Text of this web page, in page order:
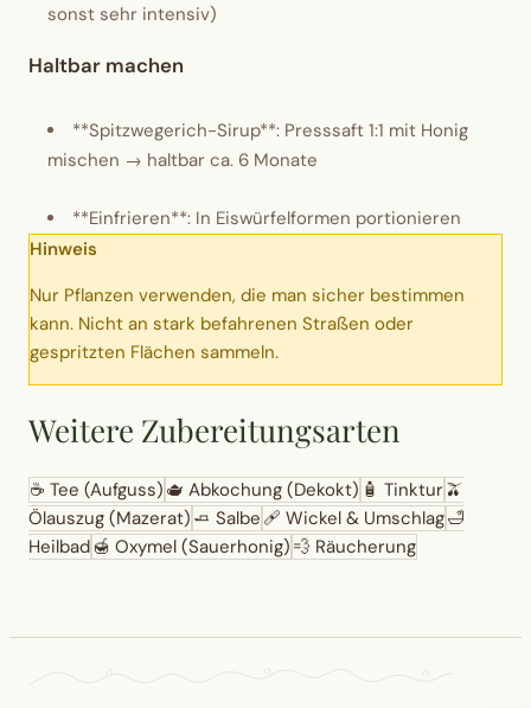
sonst sehr intensiv)
Haltbar machen
**Spitzwegerich-Sirup**: Presssaft 1:1 mit Honig
mischen → haltbar ca. 6 Monate
**Einfrieren**: In Eiswürfelformen portionieren
Hinweis
Nur Pflanzen verwenden, die man sicher bestimmen
kann. Nicht an stark befahrenen Straßen oder
gespritzten Flächen sammeln.
Weitere Zubereitungsarten
☕ Tee (Aufguss) 🫖 Abkochung (Dekokt) 🧴 Tinktur 🫒
Ölauszug (Mazerat) 🧈 Salbe 🩹 Wickel & Umschlag🛁
Heilbad🍯 Oxymel (Sauerhonig) 💨 Räucherung